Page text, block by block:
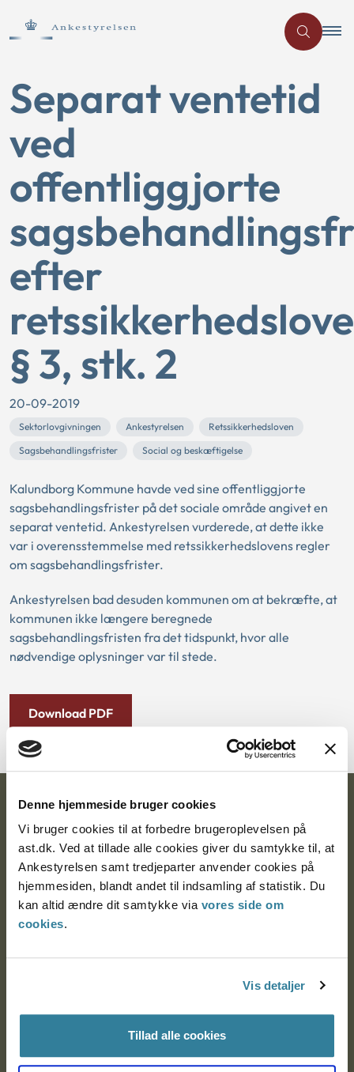
Denne hjemmeside bruger cookies
Vi bruger cookies til at forbedre brugeroplevelsen på
ast.dk. Ved at tillade alle cookies giver du samtykke til, at
Ankestyrelsen samt tredjeparter anvender cookies på
hjemmesiden, blandt andet til indsamling af statistik. Du
kan altid ændre dit samtykke via vores side om
cookies.
Vis detaljer
Tillad alle cookies
Separat ventetid
ved
offentliggjorte
efter
§ 3, stk. 2
20-09-2019
Sektorlovgivningen Ankestyrelsen
Retssikkerhedsloven
Sagsbehandlingsfrister
Social og beskæftigelse
Kalundborg Kommune havde ved sine offentliggjorte
sagsbehandlingsfrister på det sociale område angivet en
separat ventetid. Ankestyrelsen vurderede, at dette ikke
var i overensstemmelse med retssikkerhedslovens regler
om sagsbehandlingsfrister.
Ankestyrelsen bad desuden kommunen om at bekræfte, at
kommunen ikke længere beregnede
sagsbehandlingsfristen fra det tidspunkt, hvor alle
nødvendige oplysninger var til stede.
Download PDF
Ankestyrelsen
Postadresse:
Nytorv 7, 2. sal
9000 Aalborg
Ankestyrelsen Aalborg
EAN: 57 98 000 35 48 21